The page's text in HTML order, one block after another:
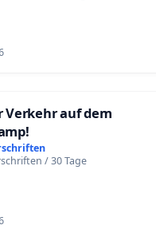
Verkehr auf dem
/ 30 Tage